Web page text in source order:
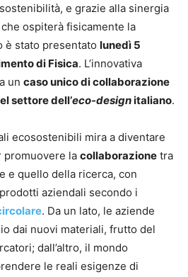
e grazie alla sinergia
che ospiterà fisicamente la
è stato presentato lunedì 5
di Fisica. L’innovativa
un caso unico di collaborazione
settore dell’eco-designitaliano.
ecosostenibili mira a diventare
promuovere la collaborazione tra
e quello della ricerca, con
aziendali secondo i
. Da un lato, le aziende
dai nuovi materiali, frutto del
dall’altro, il mondo
le reali esigenze di